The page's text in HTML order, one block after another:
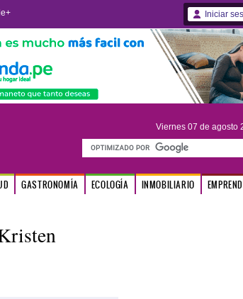
Iniciar
Viernes 07 de
GASTRONOMÍA ECOLOGÍA INMOBILIARIO